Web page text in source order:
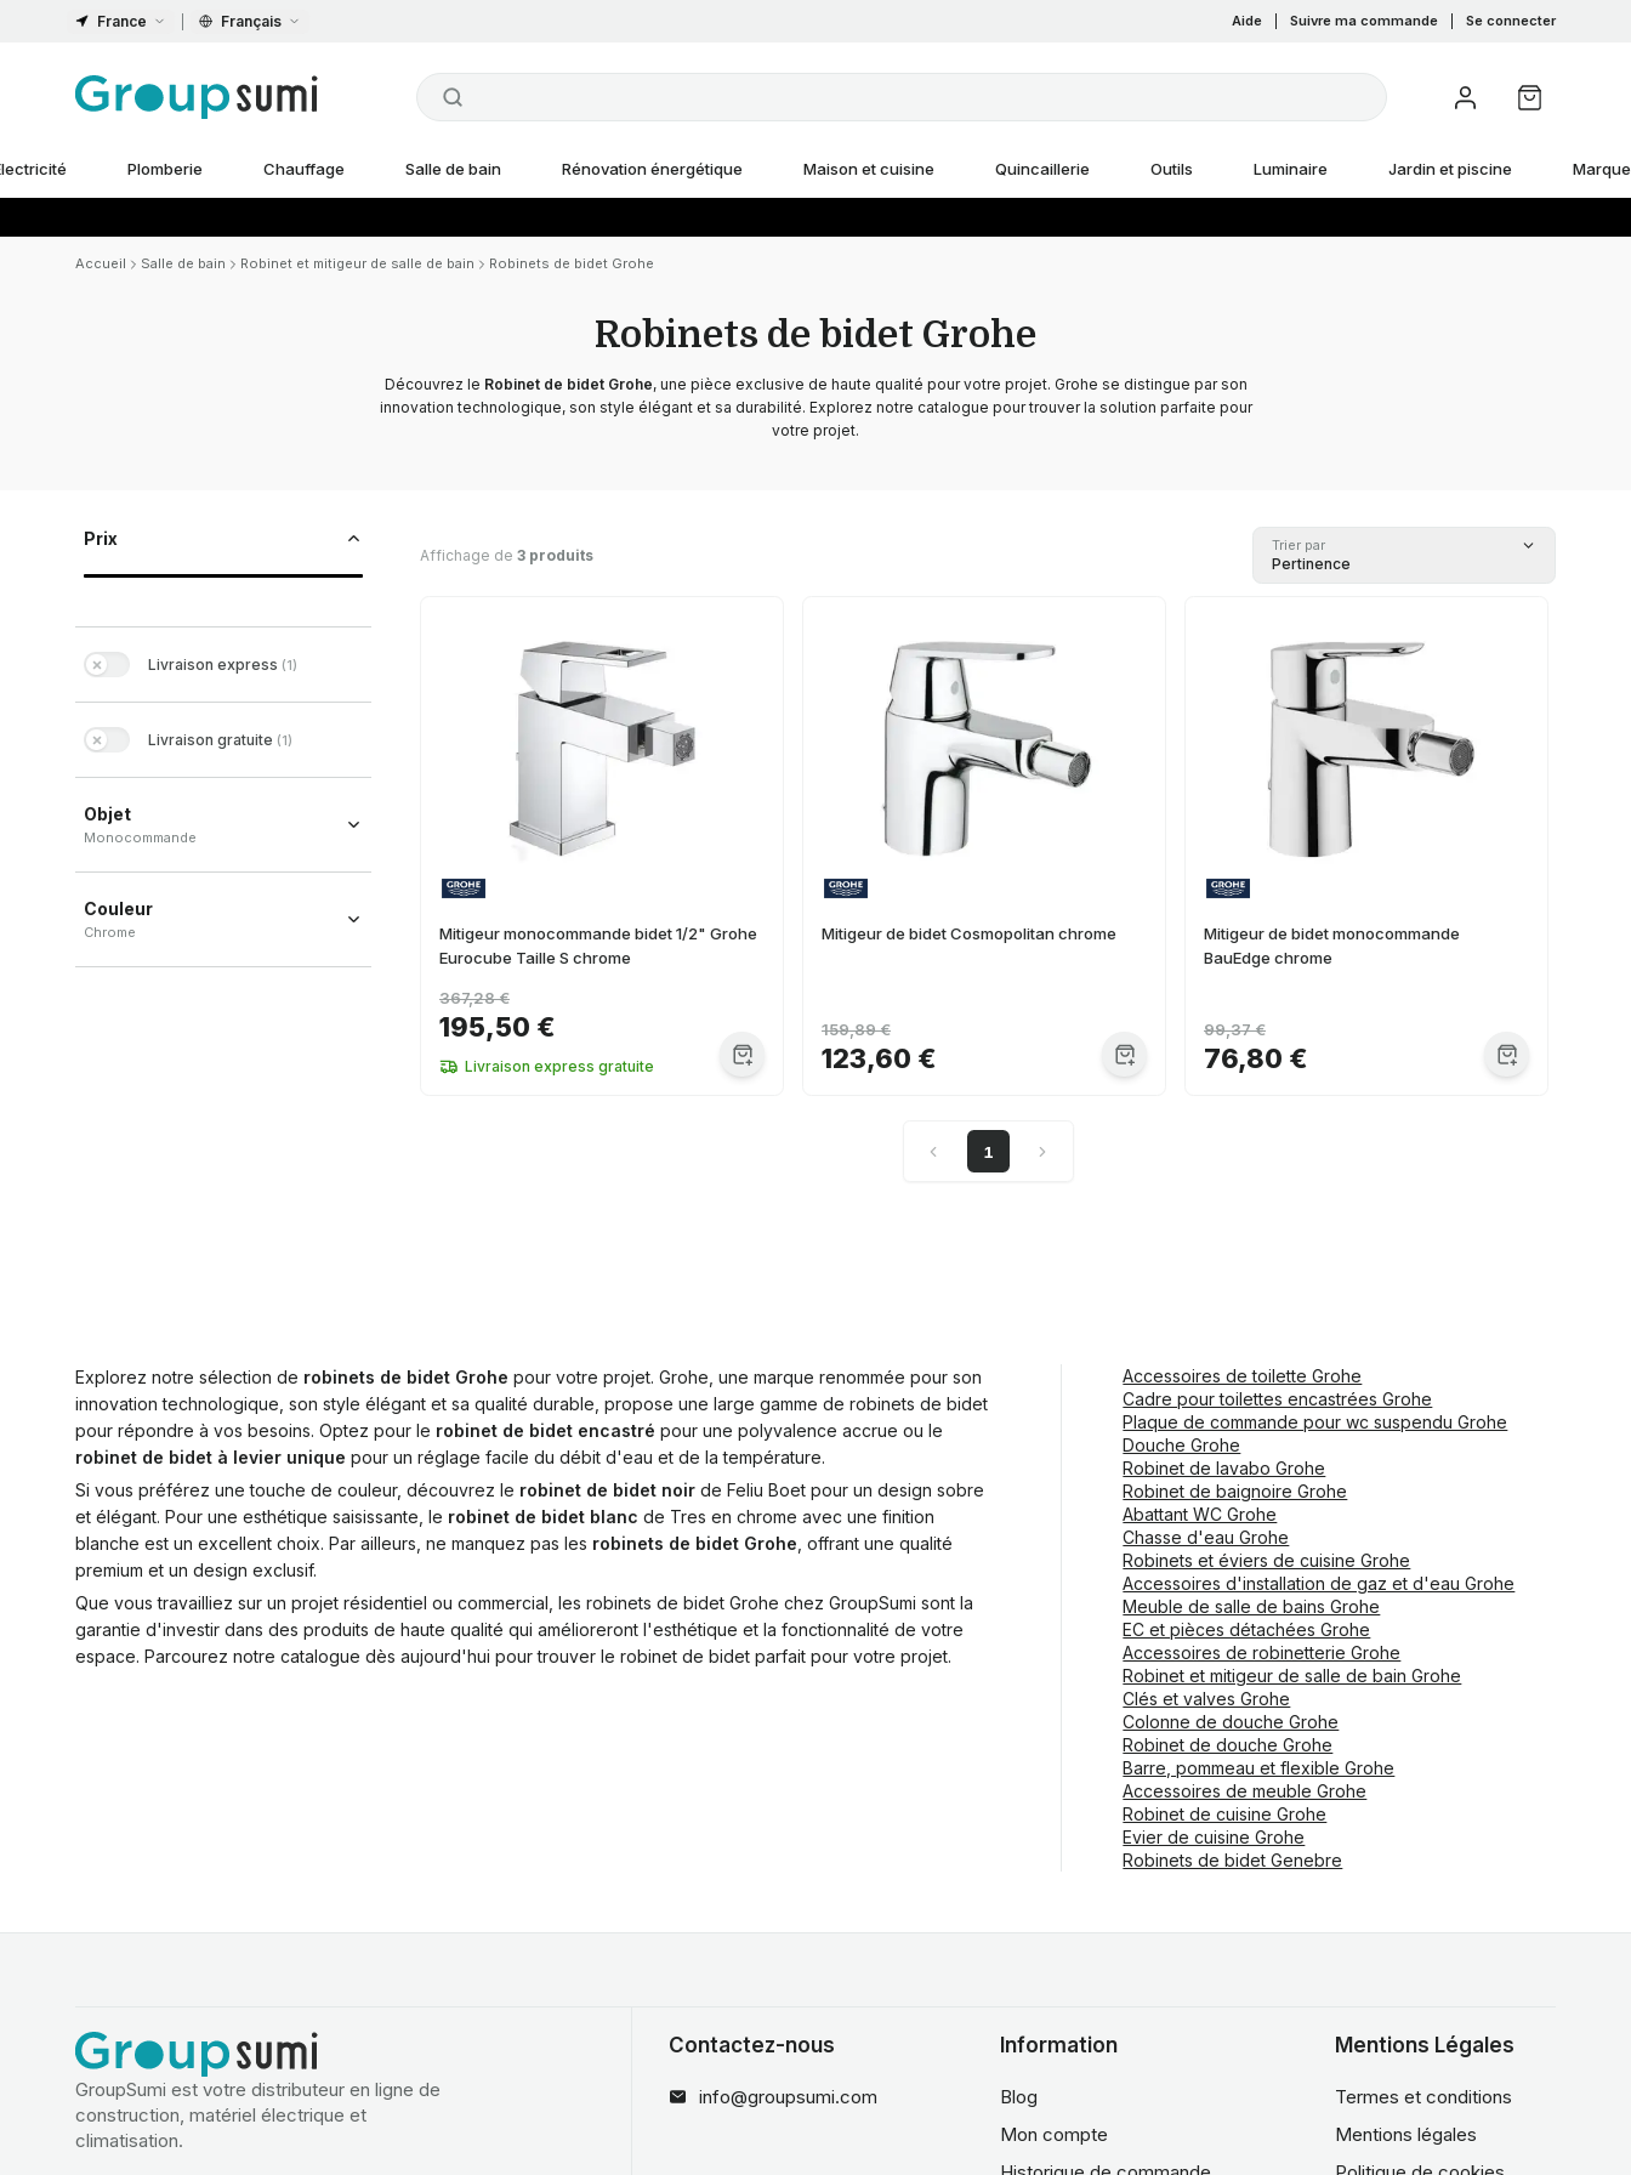
France Français Aide Suivre ma commande Se connecter
Plomberie Chauffage Salle de bain Rénovation énergétique Maison et cuisine Quincaillerie Outils Luminaire Jardin et piscine
Accueil Salle de bain Robinet et mitigeur de salle de bain Robinets de bidet Grohe
Robinets de bidet Grohe
Découvrez le Robinet de bidet Grohe, une pièce exclusive de haute qualité pour votre projet. Grohe se distingue par son
innovation technologique, son style élégant et sa durabilité. Explorez notre catalogue pour trouver la solution parfaite pour
votre projet.
Prix
Livraison express (1)
Livraison gratuite (1)
Objet
Monocommande
Couleur
Chrome
Affichage de 3 produits
Trier par
Pertinence
Mitigeur monocommande bidet 1/2" Grohe
Eurocube Taille S chrome
195,50 €
367,28 €
Livraison express gratuite
Mitigeur de bidet Cosmopolitan chrome
123,60 €
159,89 €
Mitigeur de bidet monocommande
BauEdge chrome
76,80 €
99,37 €
1
Explorez notre sélection de robinets de bidet Grohe pour votre projet. Grohe, une marque renommée pour son
innovation technologique, son style élégant et sa qualité durable, propose une large gamme de robinets de bidet
pour répondre à vos besoins. Optez pour le robinet de bidet encastré pour une polyvalence accrue ou le
robinet de bidet à levier unique pour un réglage facile du débit d'eau et de la température.
Si vous préférez une touche de couleur, découvrez le robinet de bidet noir de Feliu Boet pour un design sobre
et élégant. Pour une esthétique saisissante, le robinet de bidet blanc de Tres en chrome avec une finition
blanche est un excellent choix. Par ailleurs, ne manquez pas les robinets de bidet Grohe , offrant une qualité
premium et un design exclusif.
Que vous travailliez sur un projet résidentiel ou commercial, les robinets de bidet Grohe chez GroupSumi sont la
garantie d'investir dans des produits de haute qualité qui amélioreront l'esthétique et la fonctionnalité de votre
espace. Parcourez notre catalogue dès aujourd'hui pour trouver le robinet de bidet parfait pour votre projet.
Accessoires de toilette Grohe
Cadre pour toilettes encastrées Grohe
Plaque de commande pour wc suspendu Grohe
Douche Grohe
Robinet de lavabo Grohe
Robinet de baignoire Grohe
Abattant WC Grohe
Chasse d'eau Grohe
Robinets et éviers de cuisine Grohe
Accessoires d'installation de gaz et d'eau Grohe
Meuble de salle de bains Grohe
EC et pièces détachées Grohe
Accessoires de robinetterie Grohe
Robinet et mitigeur de salle de bain Grohe
Clés et valves Grohe
Colonne de douche Grohe
Robinet de douche Grohe
Barre, pommeau et flexible Grohe
Accessoires de meuble Grohe
Robinet de cuisine Grohe
Evier de cuisine Grohe
Robinets de bidet Genebre
GroupSumi est votre distributeur en ligne de
construction, matériel électrique et
climatisation.
Contactez-nous
info@groupsumi.com
Information
Blog
Mon compte
Mentions Légales
Termes et conditions
Mentions légales